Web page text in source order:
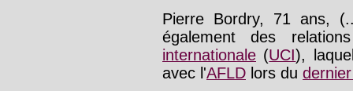
Pierre Bordry, 71 ans,
également des
internationale (UCI),
avec l'AFLD lors du